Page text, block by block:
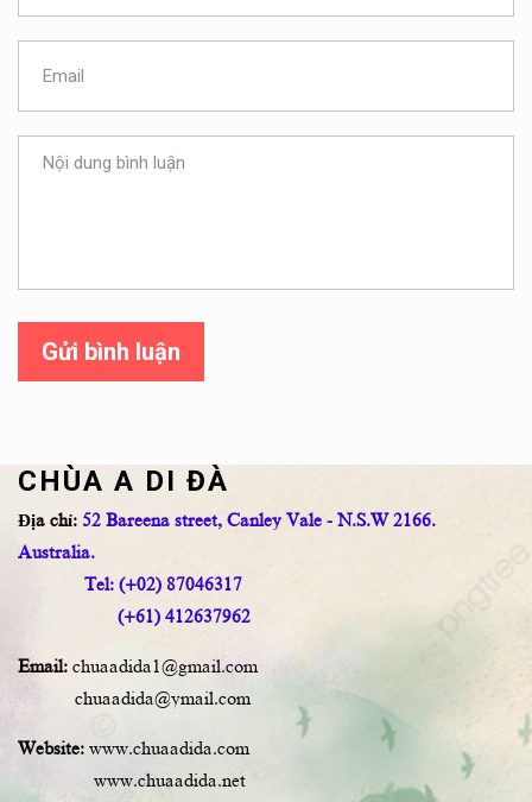
Gửi bình luận
CHÙA A DI ĐÀ
Địa chỉ: 52 Bareena street, Canley Vale - N.S.W 2166.
Australia.
Tel: (+02) 87046317
(+61) 412637962
Email: chuaadida1@gmail.com
chuaadida@ymail.com
Website: www.chuaadida.com
www.chuaadida.net